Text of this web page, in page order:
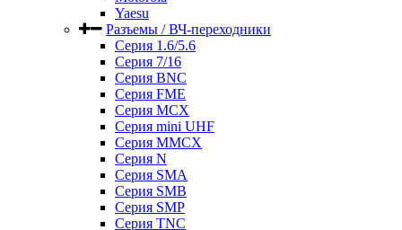
Yaesu
Разъемы / ВЧ-переходники
Серия 1.6/5.6
Серия 7/16
Серия BNC
Серия FME
Серия MCX
Серия mini UHF
Серия MMCX
Серия N
Серия SMA
Серия SMB
Серия SMP
Серия TNC